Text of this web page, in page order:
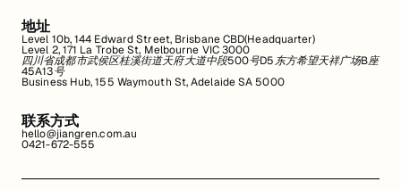
地址
Level 10b, 144 Edward Street, Brisbane CBD(Headquarter)
Level 2, 171 La Trobe St, Melbourne VIC 3000
四川省成都市武侯区桂溪街道天府大道中段500号D5东方希望天祥广场B座
45A13号
Business Hub, 155 Waymouth St, Adelaide SA 5000
联系方式
hello@jiangren.com.au
0421-672-555